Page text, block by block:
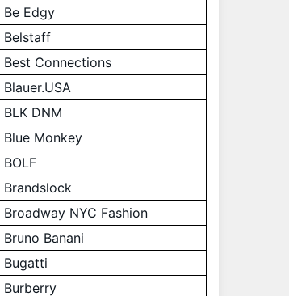
Be Edgy
Belstaff
Best Connections
Blauer.USA
BLK DNM
Blue Monkey
BOLF
Brandslock
Broadway NYC Fashion
Bruno Banani
Bugatti
Burberry